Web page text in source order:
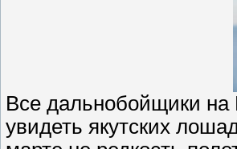
Все дальнобойщики на
увидеть якутских